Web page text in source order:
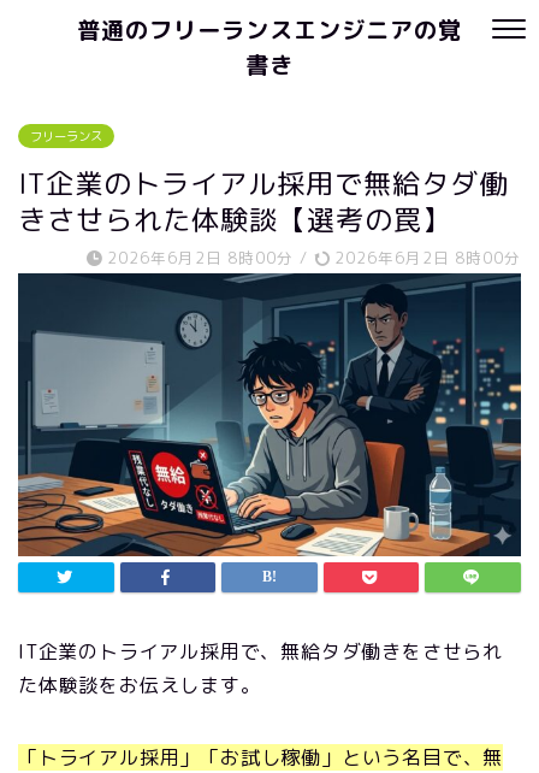
普通のフリーランスエンジニアの覚
書き
フリーランス
IT企業のトライアル採用で無給タダ働
きさせられた体験談【選考の罠】
2026年6月2日 8時00分 / 2026年6月2日 8時00分
IT企業のトライアル採用で、無給タダ働きをさせられ
た体験談をお伝えします。
「トライアル採用」「お試し稼働」という名目で、無